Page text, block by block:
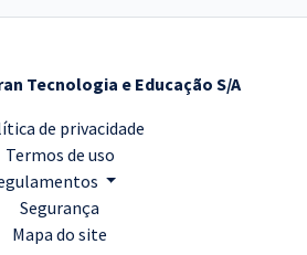
Tecnologia e Educação S/A
de privacidade
Termos de uso
Segurança
Mapa do site